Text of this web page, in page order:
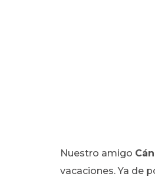
Nuestro amigo
vacaciones. Ya de